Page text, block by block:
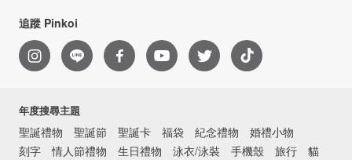
追蹤 Pinkoi
年度搜尋主題
聖誕禮物 聖誕節 聖誕卡 福袋 紀念禮物
婚禮小物
刻字
情人節禮物 生日禮物 泳衣/泳裝 手機殼 旅行 貓